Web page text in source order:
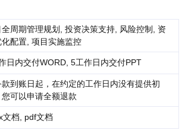
全周期管理规划, 投资决策支持, 风险控制, 资
化配置, 项目实施监控
日内交付WORD, 5工作日内交付PPT
款到账日起，在约定的工作日内没有提供初
可以申请全额退款
文档, pdf文档